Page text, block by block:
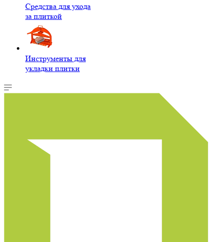
Средства для ухода
за плиткой
Инструменты для
укладки плитки